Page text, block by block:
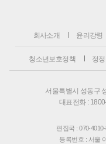
회사소개 윤리강령
청소년보호정책 정
서울특별시 성동구
대표전화 :
편집국 : 070-
등록번호 : 서울